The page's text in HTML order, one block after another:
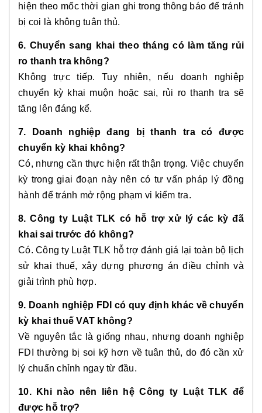
hiện theo mốc thời gian ghi trong thông báo để tránh
bị coi là không tuân thủ.
6. Chuyển sang khai theo tháng có làm tăng rủi
ro thanh tra không?
Không trực tiếp. Tuy nhiên, nếu doanh nghiệp
chuyển kỳ khai muộn hoặc sai, rủi ro thanh tra sẽ
tăng lên đáng kể.
7. Doanh nghiệp đang bị thanh tra có được
chuyển kỳ khai không?
Có, nhưng cần thực hiện rất thận trọng. Việc chuyển
kỳ trong giai đoạn này nên có tư vấn pháp lý đồng
hành để tránh mở rộng phạm vi kiểm tra.
8. Công ty Luật TLK có hỗ trợ xử lý các kỳ đã
khai sai trước đó không?
Có. Công ty Luật TLK hỗ trợ đánh giá lại toàn bộ lịch
sử khai thuế, xây dựng phương án điều chỉnh và
giải trình phù hợp.
9. Doanh nghiệp FDI có quy định khác về chuyển
kỳ khai thuế VAT không?
Về nguyên tắc là giống nhau, nhưng doanh nghiệp
FDI thường bị soi kỹ hơn về tuân thủ, do đó cần xử
lý chuẩn chỉnh ngay từ đầu.
10. Khi nào nên liên hệ Công ty Luật TLK để
được hỗ trợ?